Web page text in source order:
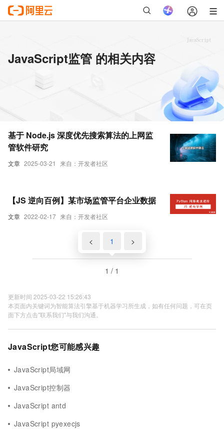
JavaScript监管 的相关内容
文章 2025-03-21 来自：开发者社区
基于 Node.js 深度优先搜索算法的上网监
管软件研究
文章 2022-02-17 来自：开发者社区
【JS 逆向百例】某市场监管平台企业数据
< 1 >
1 / 1
更新时间 2025-03-22 15:26:43
本页面内关键词为智能算法引擎基于机器学习所生成，如有任何问题，可在页
面下方点击"联系我们"与我们沟通。
JavaScript您可能感兴趣
JavaScript局域网
JavaScript控制器
JavaScript antd
JavaScript pyexecjs